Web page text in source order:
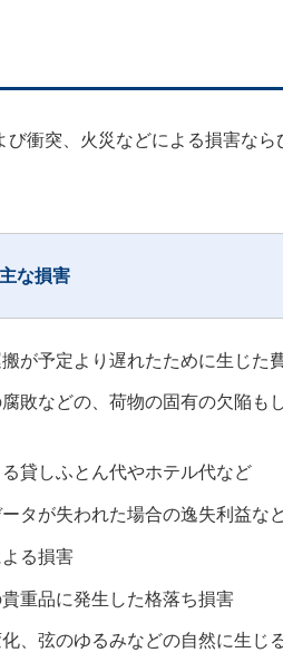
衝突、火災などによる損害なら
な損害
が予定より遅れたために生じた
敗などの、荷物の固有の欠陥も
貸しふとん代やホテル代など
タが失われた場合の逸失利益な
る損害
重品に発生した格落ち損害
、弦のゆるみなどの自然に生じ